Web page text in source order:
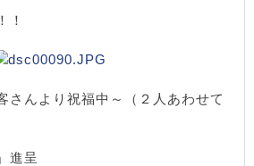
！
さんより祝福中～（２人あわせて
進呈